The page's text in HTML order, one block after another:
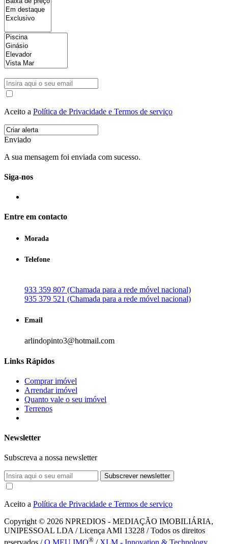
Aceito a Política de Privacidade e Termos de serviço
Enviado
A sua mensagem foi enviada com sucesso.
Siga-nos
Entre em contacto
Morada
Telefone
933 359 807 (Chamada para a rede móvel nacional)
935 379 521 (Chamada para a rede móvel nacional)
Email
arlindopinto3@hotmail.com
Links Rápidos
Comprar imóvel
Arrendar imóvel
Quanto vale o seu imóvel
Terrenos
Newsletter
Subscreva a nossa newsletter
Subscrever newsletter
Aceito a Política de Privacidade e Termos de serviço
Copyright © 2026 NPREDIOS - MEDIAÇÃO IMOBILIÁRIA,
UNIPESSOAL LDA / Licença AMI 13228 / Todos os direitos
reservados /O MEU IMO® / XLM - Innovation & Technology